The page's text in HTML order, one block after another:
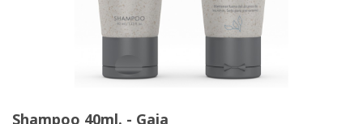
Shampoo 40ml. - Gaia